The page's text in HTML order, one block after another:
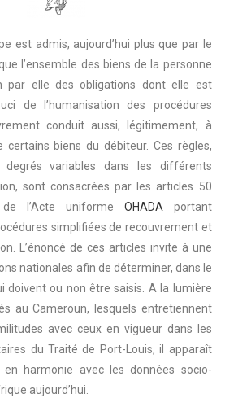
est admis, aujourd’hui plus que par le
l’ensemble des biens de la personne
par elle des obligations dont elle est
de l’humanisation des procédures
conduit aussi, légitimement, à
certains biens du débiteur. Ces règles,
variables dans les différents
sont consacrées par les articles 50
l’Acte uniforme OHADA portant
simplifiées de recouvrement et
L’énoncé de ces articles invite à une
nationales afin de déterminer, dans le
doivent ou non être saisis. A la lumière
au Cameroun, lesquels entretiennent
avec ceux en vigueur dans les
du Traité de Port-Louis, il apparaît
en harmonie avec les données socio-
aujourd’hui.